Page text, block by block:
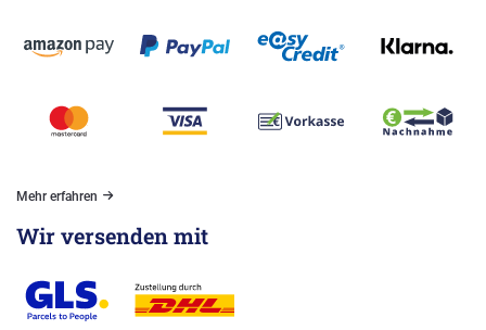
Mehr erfahren
Wir versenden mit